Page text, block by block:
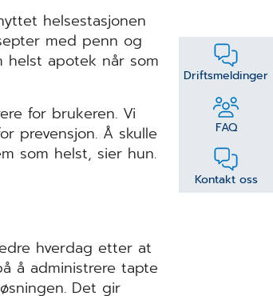
Driftsmeldinger
FAQ
Kontakt oss
helsestasjonen
med penn og
helst apotek når som
for brukeren. Vi
prevensjon. Å skulle
som helst, sier hun.
hverdag etter at
å administrere tapte
Det gir